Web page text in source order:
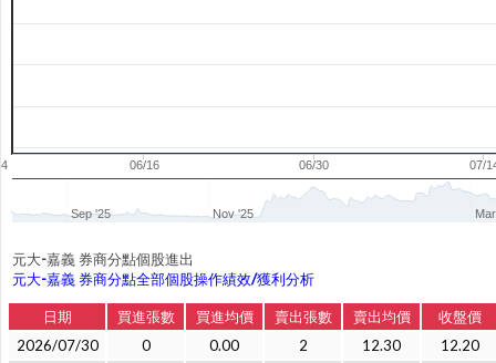
06/16 06/30 07/
Sep '25 Nov '25
元大-嘉義 券商分點個股進出
元大-嘉義 券商分點全部個股操作績效/獲利分析
日期 買進張數 買進均價 賣出張數 賣出均價
收盤價
2026/07/30
0 0.00 2 12.30
12.20